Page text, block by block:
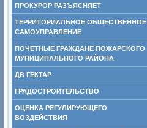
ПРОКУРОР РАЗЪЯСНЯЕТ
ТЕРРИТОРИАЛЬНОЕ ОБЩЕСТВЕННОЕ
САМОУПРАВЛЕНИЕ
ПОЧЕТНЫЕ ГРАЖДАНЕ ПОЖАРСКОГО
МУНИЦИПАЛЬНОГО РАЙОНА
ДВ ГЕКТАР
ГРАДОСТРОИТЕЛЬСТВО
ОЦЕНКА РЕГУЛИРУЮЩЕГО
ВОЗДЕЙСТВИЯ